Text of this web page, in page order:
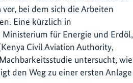
bei dem sich die Arbeiten
Eine kürzlich in
für Energie und Erdöl,
Civil Aviation Authority,
untersucht, wie
den Weg zu einer ersten Anlage